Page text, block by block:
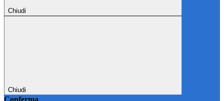
Chiudi
Chiudi